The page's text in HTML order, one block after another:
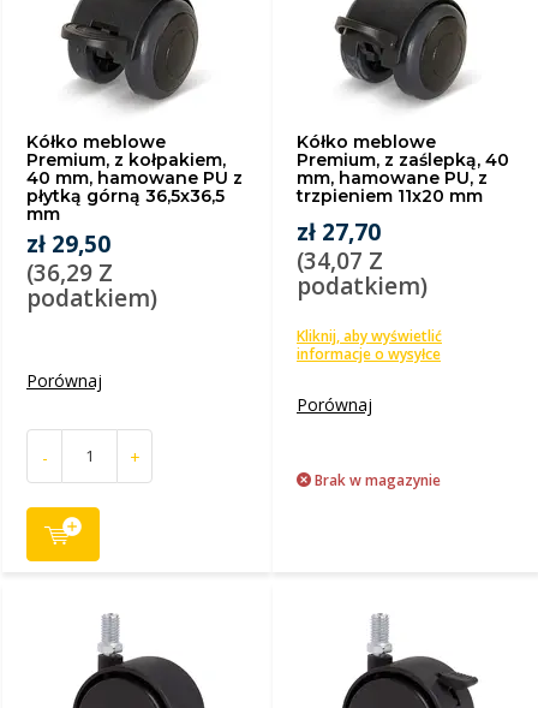
Kółko meblowe
Premium, z kołpakiem,
40 mm, hamowane PU z
płytką górną 36,5x36,5
mm
zł 29,50
(36,29 Z
podatkiem)
Porównaj
- +
Kółko meblowe
Premium, z zaślepką, 40
mm, hamowane PU, z
trzpieniem 11x20 mm
zł 27,70
(34,07 Z
podatkiem)
Kliknij, aby wyświetlić
informacje o wysyłce
Porównaj
Brak w magazynie